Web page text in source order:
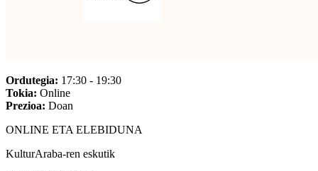
Ordutegia: 17:30 - 19:30
Tokia: Online
Prezioa: Doan
ONLINE ETA ELEBIDUNA
KulturAraba-ren eskutik